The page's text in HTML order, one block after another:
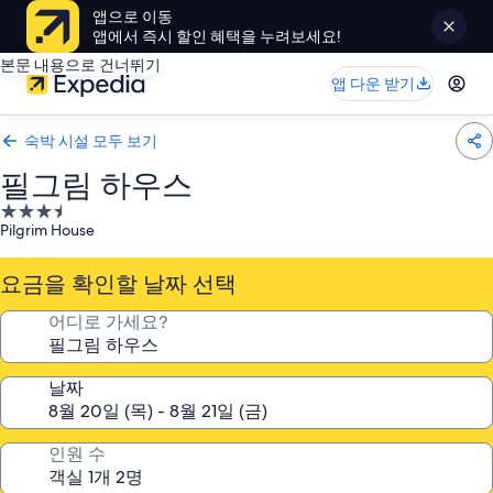
앱으로 이동
앱에서 즉시 할인 혜택을 누려보세요!
본문 내용으로 건너뛰기
앱 다운 받기
숙박 시설 모두 보기
필그림 하우스
3.5
성
급
숙
박
설
Pilgrim House
요금을 확인할 날짜 선택
어디로 가세요?
날짜
인원 수